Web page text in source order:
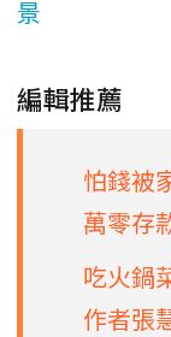
景
編輯推薦
怕錢被
萬零存
吃火鍋
作者張